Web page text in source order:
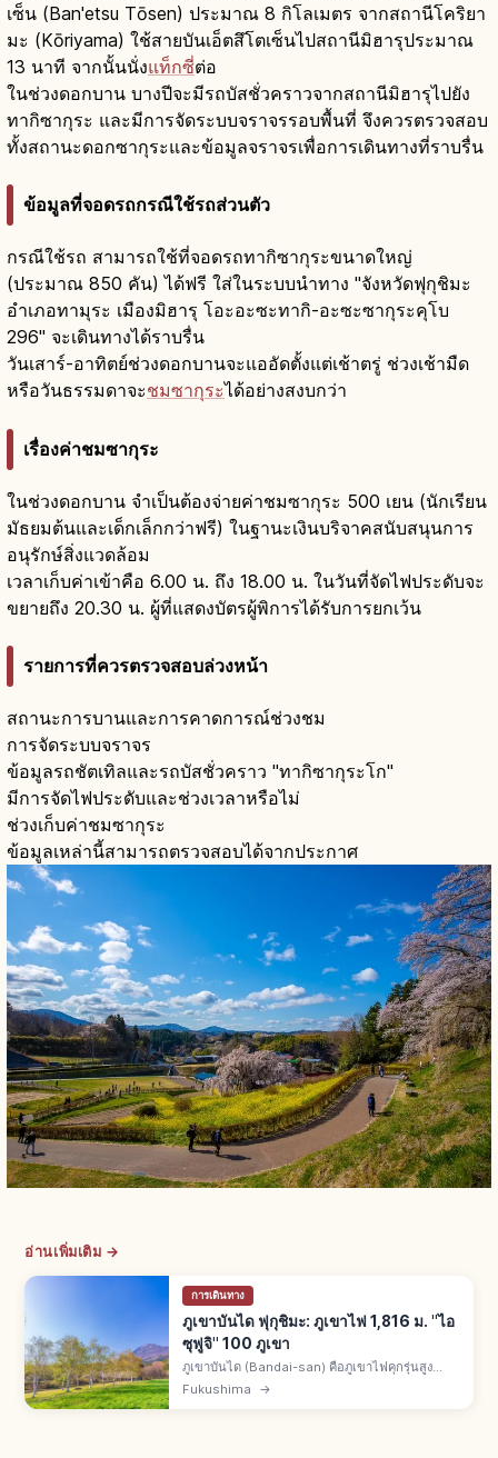
เซ็น (Ban'etsu Tōsen) ประมาณ 8 กิโลเมตร จากสถานีโคริยา
มะ (Kōriyama) ใช้สายบันเอ็ตสึโตเซ็นไปสถานีมิฮารุประมาณ
13 นาที จากนั้นนั่งแท็กซี่ต่อ
ในช่วงดอกบาน บางปีจะมีรถบัสชั่วคราวจากสถานีมิฮารุไปยัง
ทากิซากุระ และมีการจัดระบบจราจรรอบพื้นที่ จึงควรตรวจสอบ
ทั้งสถานะดอกซากุระและข้อมูลจราจรเพื่อการเดินทางที่ราบรื่น
ข้อมูลที่จอดรถกรณีใช้รถส่วนตัว
กรณีใช้รถ สามารถใช้ที่จอดรถทากิซากุระขนาดใหญ่
(ประมาณ 850 คัน) ได้ฟรี ใส่ในระบบนำทาง "จังหวัดฟุกุชิมะ
อำเภอทามุระ เมืองมิฮารุ โอะอะซะทากิ-อะซะซากุระคุโบ
296" จะเดินทางได้ราบรื่น
วันเสาร์-อาทิตย์ช่วงดอกบานจะแออัดตั้งแต่เช้าตรู่ ช่วงเช้ามืด
หรือวันธรรมดาจะชมซากุระได้อย่างสงบกว่า
เรื่องค่าชมซากุระ
ในช่วงดอกบาน จำเป็นต้องจ่ายค่าชมซากุระ 500 เยน (นักเรียน
มัธยมต้นและเด็กเล็กกว่าฟรี) ในฐานะเงินบริจาคสนับสนุนการ
อนุรักษ์สิ่งแวดล้อม
เวลาเก็บค่าเข้าคือ 6.00 น. ถึง 18.00 น. ในวันที่จัดไฟประดับจะ
ขยายถึง 20.30 น. ผู้ที่แสดงบัตรผู้พิการได้รับการยกเว้น
รายการที่ควรตรวจสอบล่วงหน้า
สถานะการบานและการคาดการณ์ช่วงชม
การจัดระบบจราจร
ข้อมูลรถชัตเทิลและรถบัสชั่วคราว "ทากิซากุระโก"
มีการจัดไฟประดับและช่วงเวลาหรือไม่
ช่วงเก็บค่าชมซากุระ
ข้อมูลเหล่านี้สามารถตรวจสอบได้จากประกาศ
อ่านเพิ่มเติม →
การเดินทาง
ภูเขาบันได ฟุกุชิมะ: ภูเขาไฟ 1,816 ม. "ไอ
ซุฟูจิ" 100 ภูเขา
ภูเขาบันได (Bandai-san) คือภูเขาไฟคุกรุ่นสูง
1,816 ม. ใน จ.ฟุกุชิมะ ฉายา "ไอซุฟูจิ" 1 ใน 100
Fukushima →